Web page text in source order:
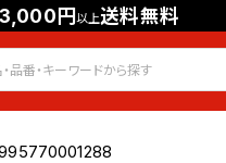
3,000円以上送料無料
会員登録 ログイン